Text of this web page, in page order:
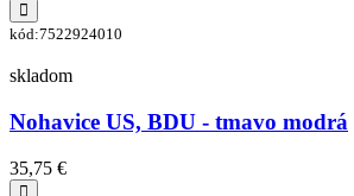
kód:7522924010
skladom
Nohavice US, BDU - tmavo modrá
35,75 €